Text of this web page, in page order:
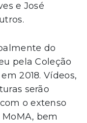
e José
do
pela Coleção
2018. Vídeos,
serão
o extenso
bem